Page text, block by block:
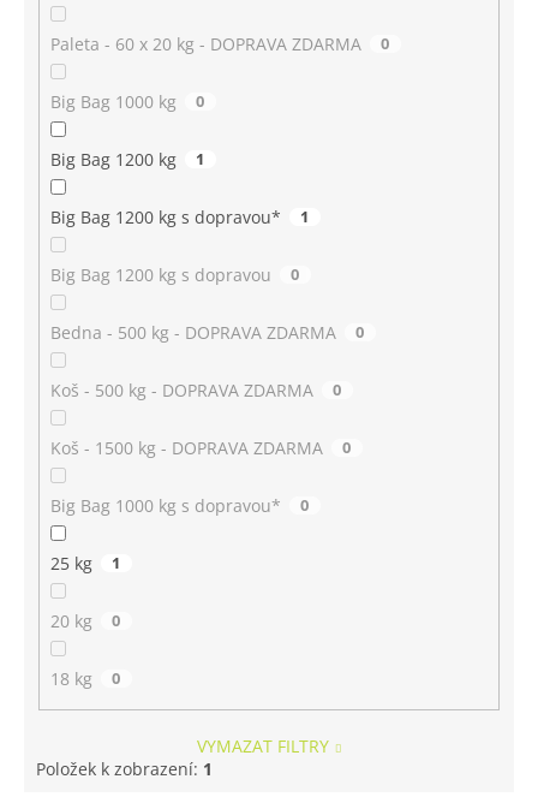
Paleta - 60 x 20 kg - DOPRAVA ZDARMA 0
Big Bag 1000 kg 0
Big Bag 1200 kg 1
Big Bag 1200 kg s dopravou* 1
Big Bag 1200 kg s dopravou 0
Bedna - 500 kg - DOPRAVA ZDARMA 0
Koš - 500 kg - DOPRAVA ZDARMA 0
Koš - 1500 kg - DOPRAVA ZDARMA 0
Big Bag 1000 kg s dopravou* 0
25 kg 1
20 kg 0
18 kg 0
VYMAZAT FILTRY
Položek k zobrazení: 1